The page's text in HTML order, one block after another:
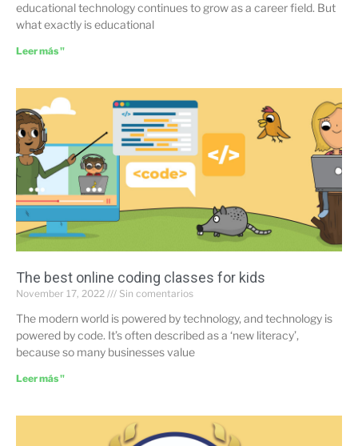
educational technology continues to grow as a career field. But
what exactly is educational
Leer más "
The best online coding classes for kids
November 17, 2022 Sin comentarios
The modern world is powered by technology, and technology is
powered by code. It’s often described as a ‘new literacy’,
because so many businesses value
Leer más "